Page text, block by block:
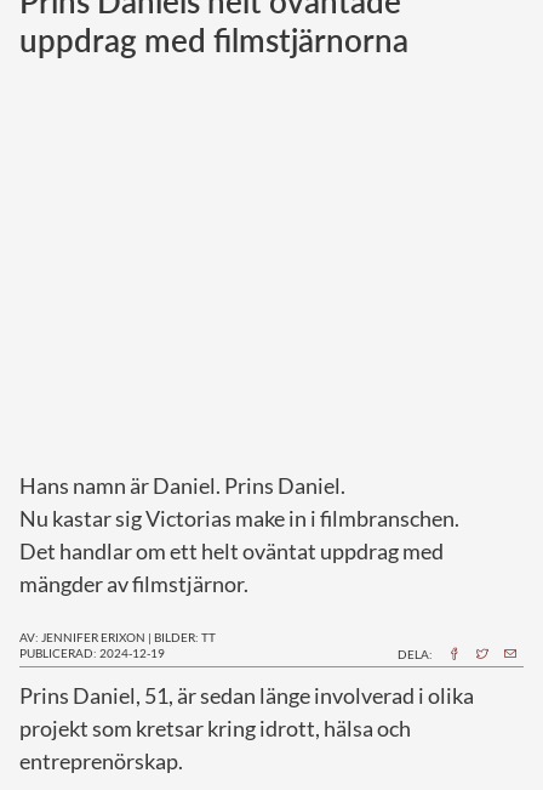
Norska kungahuset
uppdrag med filmstjärnorna
Hans namn är Daniel. Prins Daniel.
Nu kastar sig Victorias make in i filmbranschen.
Det handlar om ett helt oväntat uppdrag med
mängder av filmstjärnor.
AV: JENNIFER ERIXON | BILDER: TT
PUBLICERAD: 2024-12-19
DELA:
Prins Daniel, 51, är sedan länge involverad i olika
projekt som kretsar kring idrott, hälsa och
entreprenörskap.